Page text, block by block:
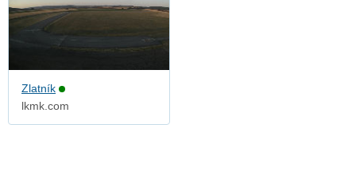
Zlatník
lkmk.com